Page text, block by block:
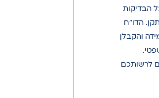
הבדיקות
הדו”ח
והקבלן
לרשותכם